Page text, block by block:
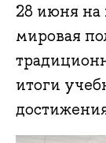
28 июня на
мировая
итоги